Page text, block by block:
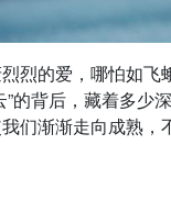
烈的爱，哪怕如
的背后，藏着多少
们渐渐走向成熟，